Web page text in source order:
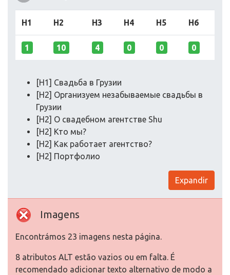
H1 H2 H3 H4 H5 H6
1 10 4 0 0 0
[H1] Свадьба в Грузии
[H2] Организуем незабываемые свадьбы в
Грузии
[H2] О свадебном агентстве Shu
[H2] Кто мы?
[H2] Как работает агентство?
[H2] Портфолио
Expandir
Imagens
Encontrámos 23 imagens nesta página.
8 atributos ALT estão vazios ou em falta. É
recomendado adicionar texto alternativo de modo a